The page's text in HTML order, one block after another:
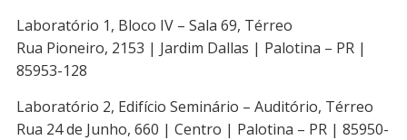
Laboratório 1, Bloco IV – Sala 69, Térreo
Rua Pioneiro, 2153 | Jardim Dallas | Palotina – PR |
85953-128
Laboratório 2, Edifício Seminário – Auditório, Térreo
Rua 24 de Junho, 660 | Centro | Palotina – PR | 85950-